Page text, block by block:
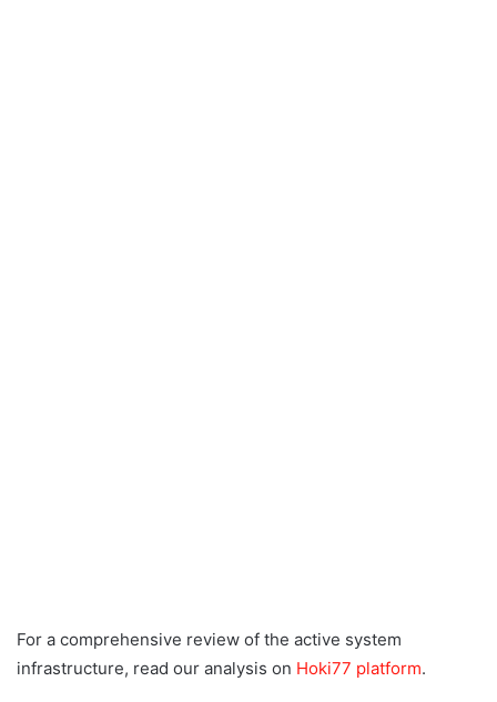
For a comprehensive review of the active system
infrastructure, read our analysis on Hoki77 platform.